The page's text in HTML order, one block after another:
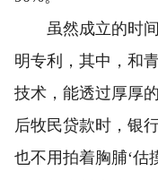
虽然成立的时间
明专利，其中，和
技术，能透过厚厚
后牧民贷款时，银
也不用拍着胸脯‘估